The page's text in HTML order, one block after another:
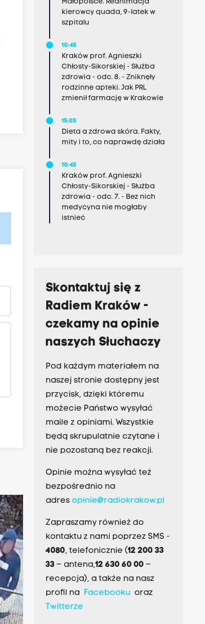
Małopolsce. Reanimacja
kierowcy quada, 9-latek w
szpitalu
10:45
Kraków prof. Agnieszki
Chłosty-Sikorskiej - Służba
zdrowia - odc. 8. - Zniknęły
rodzinne apteki. Jak PRL
zmienił farmację w Krakowie
15:05
Dieta a zdrowa skóra. Fakty,
mity i to, co naprawdę działa
10:45
Kraków prof. Agnieszki
Chłosty-Sikorskiej - Służba
zdrowia - odc. 7. - Bez nich
medycyna nie mogłaby
istnieć
Skontaktuj się z
Radiem Kraków -
czekamy na opinie
naszych Słuchaczy
Pod każdym materiałem na
naszej stronie dostępny jest
przycisk, dzięki któremu
możecie Państwo wysyłać
maile z opiniami. Wszystkie
będą skrupulatnie czytane i
nie pozostaną bez reakcji.
Opinie można wysyłać też
bezpośrednio na
adres opinie@radiokrakow.pl
Zapraszamy również do
kontaktu z nami poprzez SMS -
4080, telefonicznie (12 200 33
33– antena,12 630 60 00 –
recepcja), a także na nasz
profil na Facebookuoraz
Twitterze